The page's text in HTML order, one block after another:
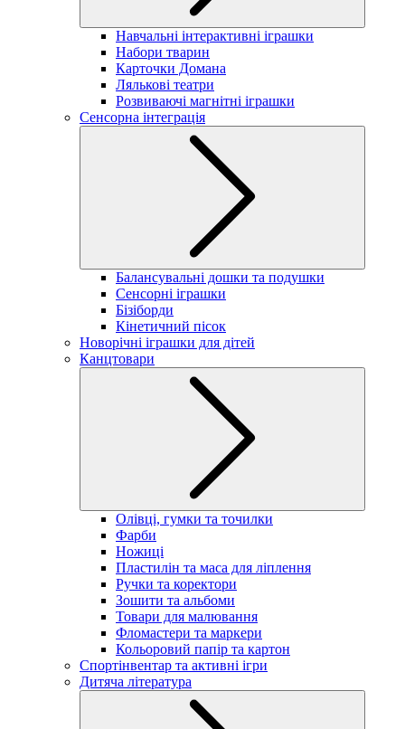
Навчальні інтерактивні іграшки
Набори тварин
Карточки Домана
Лялькові театри
Розвиваючі магнітні іграшки
Сенсорна інтеграція
Балансувальні дошки та подушки
Сенсорні іграшки
Бізіборди
Кінетичний пісок
Новорічні іграшки для дітей
Канцтовари
Олівці, гумки та точилки
Фарби
Ножиці
Пластилін та маса для ліплення
Ручки та коректори
Зошити та альбоми
Товари для малювання
Фломастери та маркери
Кольоровий папір та картон
Спортінвентар та активні ігри
Дитяча література